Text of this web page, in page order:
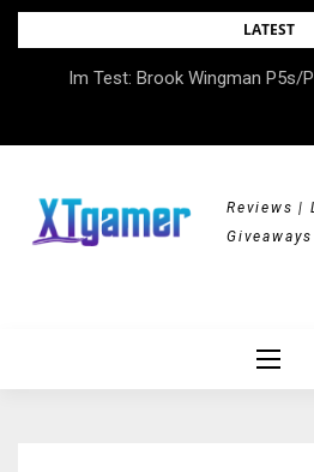
Skip
LATEST
Im Test: Brook Wingman P5s/
DOK.fest München 2026 –
Reviews |
Giveaways